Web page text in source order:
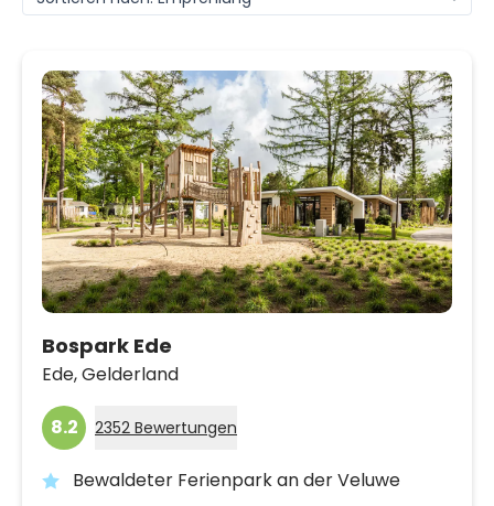
Bospark Ede
Ede,Gelderland
8.2 2352 Bewertungen
Bewaldeter Ferienpark an der Veluwe